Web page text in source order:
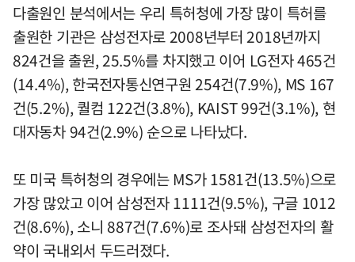
다출원인 분석에서는 우리 특허청에 가장 많이 특허를
출원한 기관은 삼성전자로 2008년부터 2018년까지
824건을 출원, 25.5%를 차지했고 이어 LG전자 465건
(14.4%), 한국전자통신연구원 254건(7.9%), MS 167
건(5.2%), 퀄컴 122건(3.8%), KAIST 99건(3.1%), 현
대자동차 94건(2.9%) 순으로 나타났다.
또 미국 특허청의 경우에는 MS가 1581건(13.5%)으로
가장 많았고 이어 삼성전자 1111건(9.5%), 구글 1012
건(8.6%), 소니 887건(7.6%)로 조사돼 삼성전자의 활
약이 국내외서 두드러졌다.